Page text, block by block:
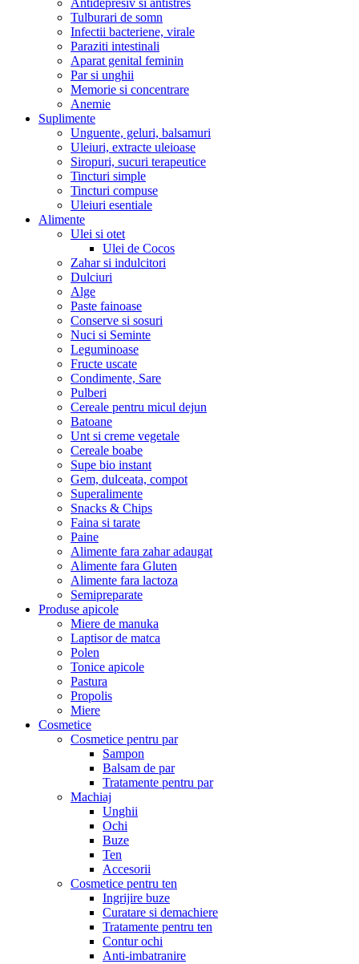
Antidepresiv si antistres
Tulburari de somn
Infectii bacteriene, virale
Paraziti intestinali
Aparat genital feminin
Par si unghii
Memorie si concentrare
Anemie
Suplimente
Unguente, geluri, balsamuri
Uleiuri, extracte uleioase
Siropuri, sucuri terapeutice
Tincturi simple
Tincturi compuse
Uleiuri esentiale
Alimente
Ulei si otet
Ulei de Cocos
Zahar si indulcitori
Dulciuri
Alge
Paste fainoase
Conserve si sosuri
Nuci si Seminte
Leguminoase
Fructe uscate
Condimente, Sare
Pulberi
Cereale pentru micul dejun
Batoane
Unt si creme vegetale
Cereale boabe
Supe bio instant
Gem, dulceata, compot
Superalimente
Snacks & Chips
Faina si tarate
Paine
Alimente fara zahar adaugat
Alimente fara Gluten
Alimente fara lactoza
Semipreparate
Produse apicole
Miere de manuka
Laptisor de matca
Polen
Tonice apicole
Pastura
Propolis
Miere
Cosmetice
Cosmetice pentru par
Sampon
Balsam de par
Tratamente pentru par
Machiaj
Unghii
Ochi
Buze
Ten
Accesorii
Cosmetice pentru ten
Ingrijire buze
Curatare si demachiere
Tratamente pentru ten
Contur ochi
Anti-imbatranire